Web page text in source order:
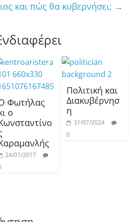
και πώς θα κυβερνήσει; →
Φωτήλας
ο
24/01/2017
Πολιτική και
Διακυβέρνησ
η
31/07/2024
0